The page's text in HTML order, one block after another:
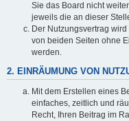
Sie das Board nicht
jeweils die an dieser
Der Nutzungsvertrag
von beiden Seiten ohne
werden.
2. EINRÄUMUNG VON
Mit dem Erstellen eines
einfaches, zeitlich und
Recht, Ihren Beitrag im